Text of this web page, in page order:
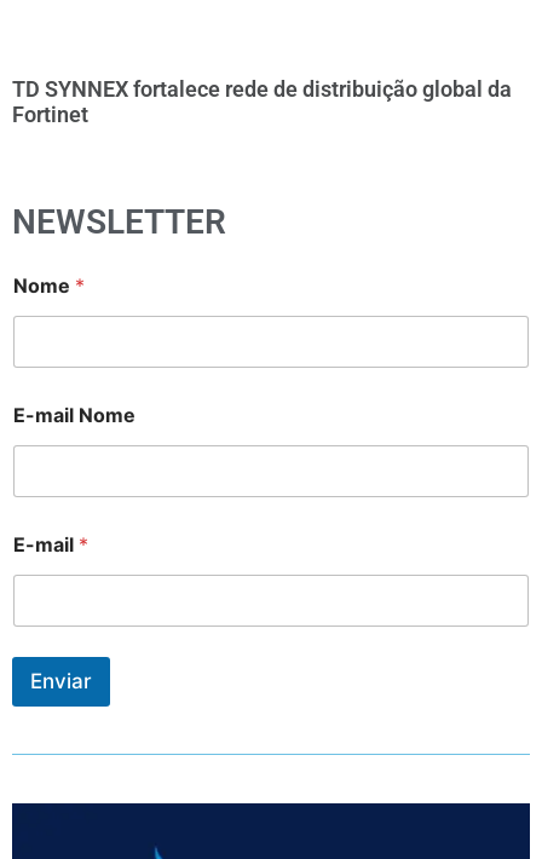
TD SYNNEX fortalece rede de distribuição global da
Fortinet
NEWSLETTER
Nome *
E-mail Nome
E-mail *
Enviar